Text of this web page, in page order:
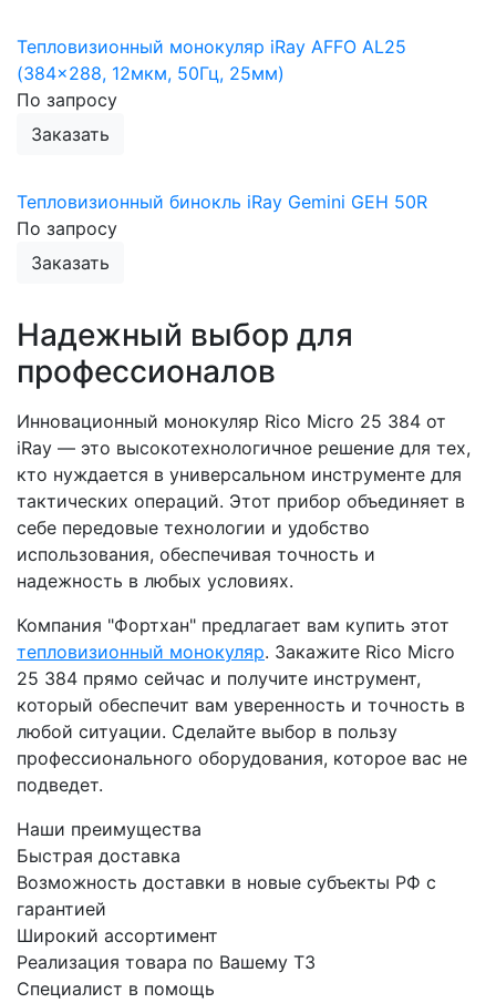
Тепловизионный монокуляр iRay AFFO AL25
(384x288, 12мкм, 50Гц, 25мм)
По запросу
Заказать
Тепловизионный бинокль iRay Gemini GEH 50R
По запросу
Заказать
Надежный выбор для
профессионалов
Инновационный монокуляр Rico Micro 25 384 от
iRay — это высокотехнологичное решение для тех,
кто нуждается в универсальном инструменте для
тактических операций. Этот прибор объединяет в
себе передовые технологии и удобство
использования, обеспечивая точность и
надежность в любых условиях.
Компания "Фортхан" предлагает вам купить этот
тепловизионный монокуляр. Закажите Rico Micro
25 384 прямо сейчас и получите инструмент,
который обеспечит вам уверенность и точность в
любой ситуации. Сделайте выбор в пользу
профессионального оборудования, которое вас не
подведет.
Наши преимущества
Быстрая доставка
Возможность доставки в новые субъекты РФ с
гарантией
Широкий ассортимент
Реализация товара по Вашему ТЗ
Специалист в помощь